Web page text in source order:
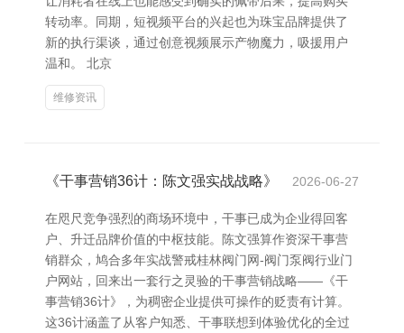
转动率。同期，短视频平台的兴起也为珠宝品牌提供了
新的执行渠谈，通过创意视频展示产物魔力，吸援用户
温和。 北京
维修资讯
《干事营销36计：陈文强实战战略》 2026-06-27
在咫尺竞争强烈的商场环境中，干事已成为企业得回客
户、升迁品牌价值的中枢技能。陈文强算作资深干事营
销群众，鸠合多年实战警戒桂林阀门网-阀门泵阀行业门
户网站，回来出一套行之灵验的干事营销战略——《干
事营销36计》，为稠密企业提供可操作的贬责有计算。
这36计涵盖了从客户知悉、干事联想到体验优化的全过